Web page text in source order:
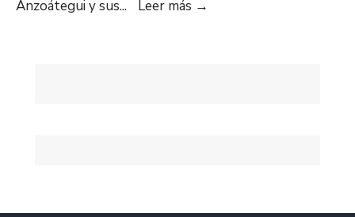
Anzoátegui y sus... Leer más →